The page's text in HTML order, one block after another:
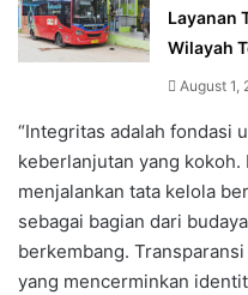
Layanan
Wilayah
August 1,
“Integritas adalah fondasi
keberlanjutan yang kokoh.
menjalankan tata kelola
sebagai bagian dari
berkembang.
yang mencerminkan